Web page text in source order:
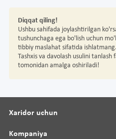
Diqqat qiling!
Ushbu sahifada joylashtirilgan
tushunchaga ega bo'lish uchun
tibbiy maslahat sifatida ishlatmang.
Tashxis va davolash usulini
tomonidan amalga oshiriladi!
Xaridor uchun
Kompaniya